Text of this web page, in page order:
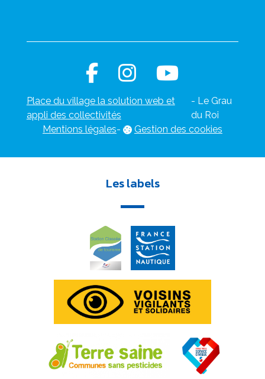
Place du village la solution web et
appli des collectivités
- Le Grau
du Roi
Mentions légales- Gestion des cookies
Les labels